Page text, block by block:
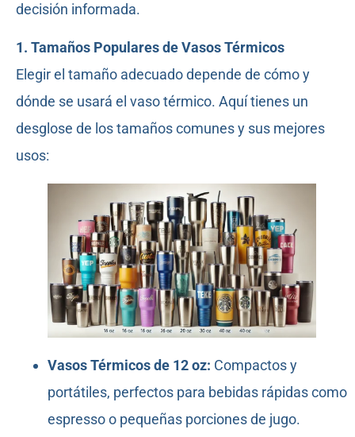
decisión informada.
1. Tamaños Populares de Vasos Térmicos
Elegir el tamaño adecuado depende de cómo y
dónde se usará el vaso térmico. Aquí tienes un
desglose de los tamaños comunes y sus mejores
usos:
Vasos Térmicos de 12 oz: Compactos y
portátiles, perfectos para bebidas rápidas como
espresso o pequeñas porciones de jugo.